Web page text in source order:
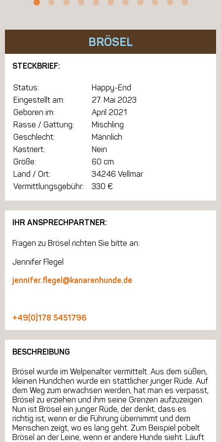
BRÖSEL
STECKBRIEF:
Status:
Happy-End
Eingestellt am:
27. Mai 2023
Geboren im:
April 2021
Rasse / Gattung:
Mischling
Geschlecht:
Männlich
Kastriert:
Nein
Größe:
60 cm
Land / Ort:
34246 Vellmar
Vermittlungsgebühr:
330 €
IHR ANSPRECHPARTNER:
Fragen zu Brösel richten Sie bitte an:
Jennifer Flegel
jennifer.flegel@kanarenhunde.de
+49(0)178 5451796
BESCHREIBUNG
Brösel wurde im Welpenalter vermittelt. Aus dem süßen,
kleinen Hundchen wurde ein stattlicher junger Rüde. Auf
dem Weg zum erwachsen werden, hat man es verpasst,
Brösel zu erziehen und ihm seine Grenzen aufzuzeigen.
Nun ist Brösel ein junger Rüde, der denkt, dass es
richtig ist, wenn er die Führung übernimmt und dem
Menschen zeigt, wo es lang geht. Zum Beispiel pöbelt
Brösel an der Leine, wenn er andere Hunde sieht. Läuft